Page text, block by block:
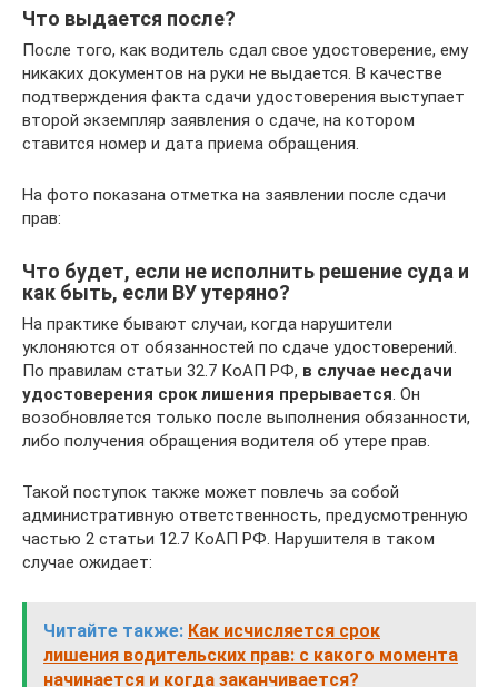
Что выдается после?
После того, как водитель сдал свое удостоверение, ему
никаких документов на руки не выдается. В качестве
подтверждения факта сдачи удостоверения выступает
второй экземпляр заявления о сдаче, на котором
ставится номер и дата приема обращения.
На фото показана отметка на заявлении после сдачи
прав:
Что будет, если не исполнить решение суда и
как быть, если ВУ утеряно?
На практике бывают случаи, когда нарушители
уклоняются от обязанностей по сдаче удостоверений.
По правилам статьи 32.7 КоАП РФ, в случае несдачи
удостоверения срок лишения прерывается . Он
возобновляется только после выполнения обязанности,
либо получения обращения водителя об утере прав.
Такой поступок также может повлечь за собой
административную ответственность, предусмотренную
частью 2 статьи 12.7 КоАП РФ. Нарушителя в таком
случае ожидает:
Читайте также: Как исчисляется срок
лишения водительских прав: с какого момента
начинается и когда заканчивается?